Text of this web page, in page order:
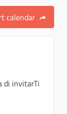
calendar
di invitarTi